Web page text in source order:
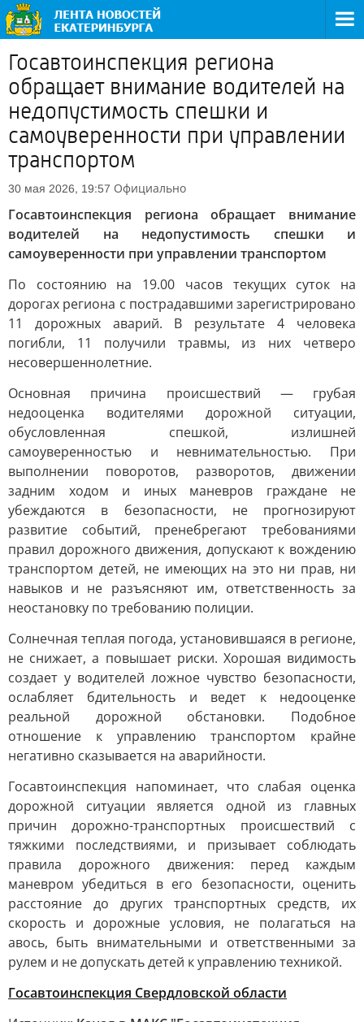
Госавтоинспекция региона
обращает внимание водителей на
недопустимость спешки и
самоуверенности при управлении
транспортом
30 мая 2026, 19:57 Официально
Госавтоинспекция региона обращает внимание
водителей на недопустимость спешки и
самоуверенности при управлении транспортом
По состоянию на 19.00 часов текущих суток на
дорогах региона с пострадавшими зарегистрировано
11 дорожных аварий. В результате 4 человека
погибли, 11 получили травмы, из них четверо
несовершеннолетние.
Основная причина происшествий — грубая
недооценка водителями дорожной ситуации,
обусловленная спешкой, излишней
самоуверенностью и невнимательностью. При
выполнении поворотов, разворотов, движении
задним ходом и иных маневров граждане не
убеждаются в безопасности, не прогнозируют
развитие событий, пренебрегают требованиями
правил дорожного движения, допускают к вождению
транспортом детей, не имеющих на это ни прав, ни
навыков и не разъясняют им, ответственность за
неостановку по требованию полиции.
Солнечная теплая погода, установившаяся в регионе,
не снижает, а повышает риски. Хорошая видимость
создает у водителей ложное чувство безопасности,
ослабляет бдительность и ведет к недооценке
реальной дорожной обстановки. Подобное
отношение к управлению транспортом крайне
негативно сказывается на аварийности.
Госавтоинспекция напоминает, что слабая оценка
дорожной ситуации является одной из главных
причин дорожно-транспортных происшествий с
тяжкими последствиями, и призывает соблюдать
правила дорожного движения: перед каждым
маневром убедиться в его безопасности, оценить
расстояние до других транспортных средств, их
скорость и дорожные условия, не полагаться на
авось, быть внимательными и ответственными за
рулем и не допускать детей к управлению техникой.
Госавтоинспекция Свердловской области